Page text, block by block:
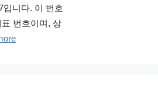
입니다. 이 번호
번호이며, 상